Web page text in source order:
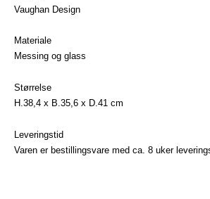
Vaughan Design
Materiale
Messing og glass
Størrelse
H.38,4 x B.35,6 x D.41 cm
Leveringstid
Varen er bestillingsvare med ca. 8 uker